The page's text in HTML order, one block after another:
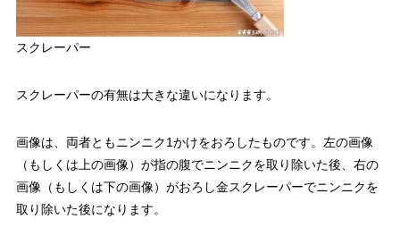
スクレーパー
スクレーパーの有無は大きな違いになります。
画像は、両者ともニンニク1かけをおろしたものです。左の画像
（もしくは上の画像）が指の腹でニンニクを取り除いた後、右の
画像（もしくは下の画像）がおろし金スクレーパーでニンニクを
取り除いた後になります。